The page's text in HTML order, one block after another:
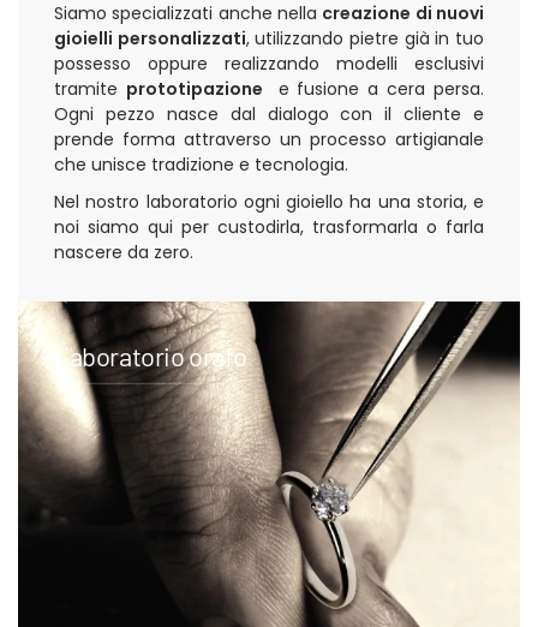
Siamo specializzati anche nella creazione di nuovi
gioielli personalizzati, utilizzando pietre già in tuo
possesso oppure realizzando modelli esclusivi
tramite prototipazione
e fusione a cera persa.
Ogni pezzo nasce dal dialogo con il cliente e
prende forma attraverso un processo artigianale
che unisce tradizione e tecnologia.
Nel nostro laboratorio ogni gioiello ha una storia, e
noi siamo qui per custodirla, trasformarla o farla
nascere da zero.
Laboratorio orafo